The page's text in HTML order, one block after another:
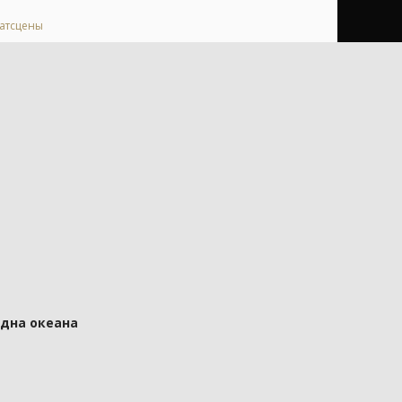
океана